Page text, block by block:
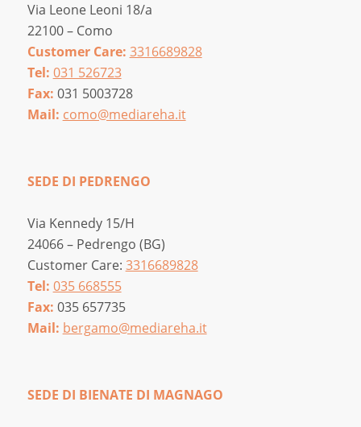
Via Leone Leoni 18/a
22100 – Como
Customer Care: 3316689828
Tel: 031 526723
Fax: 031 5003728
Mail: como@mediareha.it
SEDE DI PEDRENGO
Via Kennedy 15/H
24066 – Pedrengo (BG)
Customer Care: 3316689828
Tel: 035 668555
Fax: 035 657735
Mail: bergamo@mediareha.it
SEDE DI BIENATE DI MAGNAGO